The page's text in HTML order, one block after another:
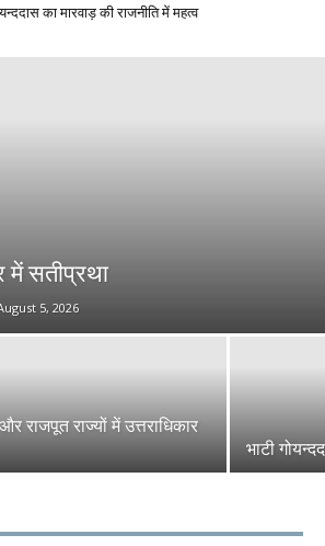
का मारवाड़ की राजनीति में महत्व
में सतीप्रथा
5, 2026
राजपूत राज्यों में उत्तराधिकार
भाटी